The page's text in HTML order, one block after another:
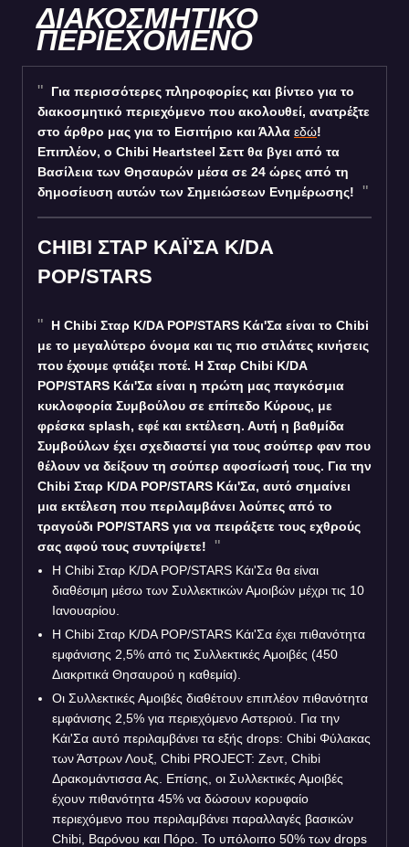
ΔΙΑΚΟΣΜΗΤΙΚΟ
ΠΕΡΙΕΧΟΜΕΝΟ
Για περισσότερες πληροφορίες και βίντεο για το
διακοσμητικό περιεχόμενο που ακολουθεί, ανατρέξτε
στο άρθρο μας για το Εισιτήριο και Άλλα εδώ!
Επιπλέον, ο Chibi Heartsteel Σεττ θα βγει από τα
Βασίλεια των Θησαυρών μέσα σε 24 ώρες από τη
δημοσίευση αυτών των Σημειώσεων Ενημέρωσης!
CHIBI ΣΤΑΡ ΚΑΪ'ΣΑ K/DA
POP/STARS
Η Chibi Σταρ K/DA POP/STARS Κάι'Σα είναι το Chibi
με το μεγαλύτερο όνομα και τις πιο στιλάτες κινήσεις
που έχουμε φτιάξει ποτέ. Η Σταρ Chibi K/DA
POP/STARS Κάι'Σα είναι η πρώτη μας παγκόσμια
κυκλοφορία Συμβούλου σε επίπεδο Κύρους, με
φρέσκα splash, εφέ και εκτέλεση. Αυτή η βαθμίδα
Συμβούλων έχει σχεδιαστεί για τους σούπερ φαν που
θέλουν να δείξουν τη σούπερ αφοσίωσή τους. Για την
Chibi Σταρ K/DA POP/STARS Κάι'Σα, αυτό σημαίνει
μια εκτέλεση που περιλαμβάνει λούπες από το
τραγούδι POP/STARS για να πειράξετε τους εχθρούς
σας αφού τους συντρίψετε!
Η Chibi Σταρ K/DA POP/STARS Κάι'Σα θα είναι
διαθέσιμη μέσω των Συλλεκτικών Αμοιβών μέχρι τις 10
Ιανουαρίου.
Η Chibi Σταρ K/DA POP/STARS Κάι'Σα έχει πιθανότητα
εμφάνισης 2,5% από τις Συλλεκτικές Αμοιβές (450
Διακριτικά Θησαυρού η καθεμία).
Οι Συλλεκτικές Αμοιβές διαθέτουν επιπλέον πιθανότητα
εμφάνισης 2,5% για περιεχόμενο Αστεριού. Για την
Κάι'Σα αυτό περιλαμβάνει τα εξής drops: Chibi Φύλακας
των Άστρων Λουξ, Chibi PROJECT: Ζεντ, Chibi
Δρακομάντισσα Ας. Επίσης, οι Συλλεκτικές Αμοιβές
έχουν πιθανότητα 45% να δώσουν κορυφαίο
περιεχόμενο που περιλαμβάνει παραλλαγές βασικών
Chibi, Βαρόνου και Πόρο. Το υπόλοιπο 50% των drops